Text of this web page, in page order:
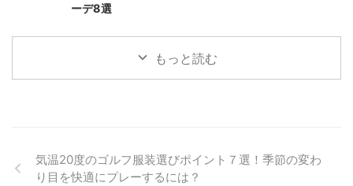
ーデ8選
もっと読む
気温20度のゴルフ服装選びポイント７選！季節の変わ
り目を快適にプレーするには？